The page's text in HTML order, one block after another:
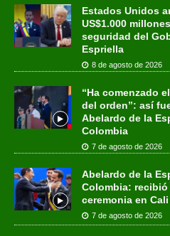
Estados Unidos
US$1.000
seguridad del
Espriella
8 de agosto de 2026
“Ha comenzado
del orden”: así
Abelardo de la
Colombia
7 de agosto de 2026
Abelardo de la
Colombia:
ceremonia en Cali
7 de agosto de 2026